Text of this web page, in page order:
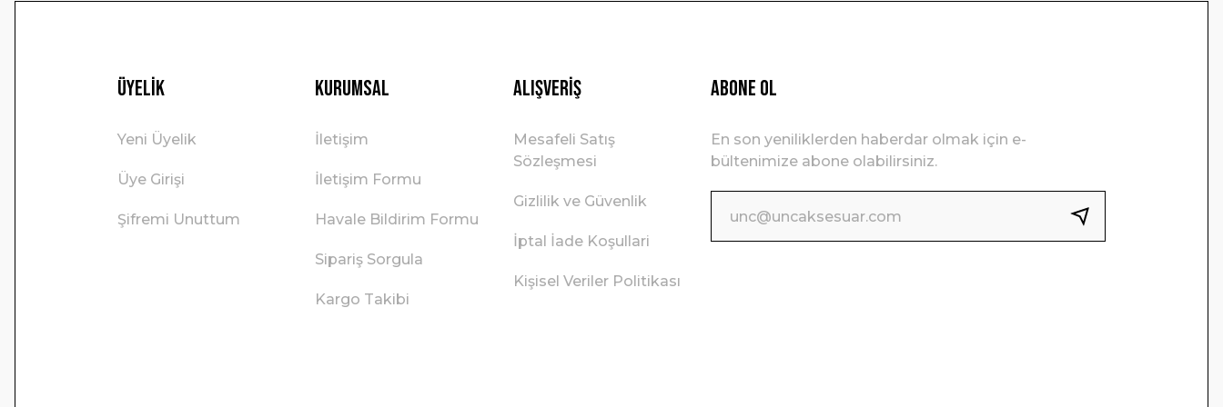
Üyelik
Yeni Üyelik
Üye Girişi
Şifremi Unuttum
Kurumsal
İletişim
İletişim Formu
Havale Bildirim Formu
Sipariş Sorgula
Kargo Takibi
Alışveriş
Mesafeli Satış
Sözleşmesi
Gizlilik ve Güvenlik
İptal İade Koşullari
Kişisel Veriler Politikası
ABONE OL
En son yeniliklerden haberdar olmak için e-
bültenimize abone olabilirsiniz.